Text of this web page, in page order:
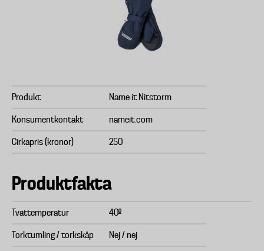
Produkt Name it Nitstorm
Konsumentkontakt nameit.com
Cirkapris (kronor) 250
Produktfakta
Tvättemperatur 40º
Torktumling / torkskåp Nej / nej